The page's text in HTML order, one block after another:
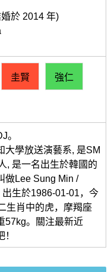
於 2014 年)
圭賢 強仁
。
大學放送演藝系, 是SM
, 是一名出生於韓國的
做Lee Sung Min /
生於1986-01-01，今
生肖中的虎，摩羯座
57kg。關注最新近